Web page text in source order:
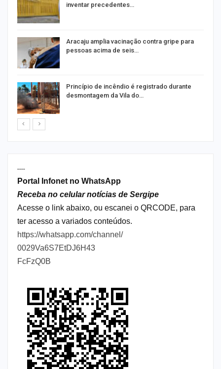
inventar precedentes…
Aracaju amplia vacinação contra gripe para
pessoas acima de seis…
Princípio de incêndio é registrado durante
desmontagem da Vila do…
----
Portal Infonet no WhatsApp
Receba no celular notícias de Sergipe
Acesse o link abaixo, ou escanei o QRCODE, para
ter acesso a variados conteúdos.
https://whatsapp.com/channel/
0029Va6S7EtDJ6H43
FcFzQ0B